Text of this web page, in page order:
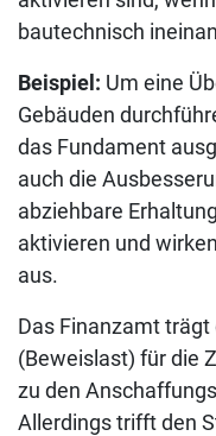
bautechnisch
Beispiel: Um eine
Gebäuden
das Fundament
auch die
abziehbare
aktivieren und
aus.
Das Finanzamt
(Beweislast) für die
zu den
Allerdings trifft den